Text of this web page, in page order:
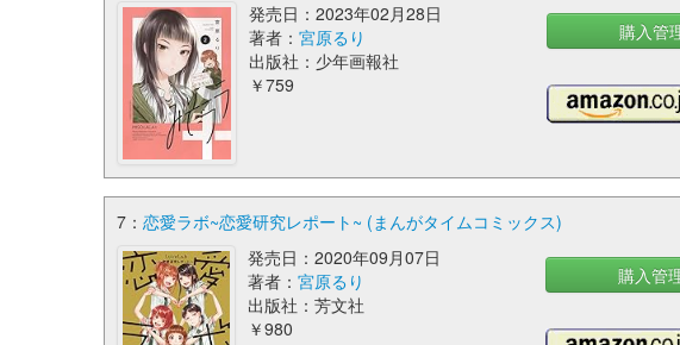
発売日：2023年02月28日
著者：宮原るり
出版社：少年画報社
￥759
購入管
7： 恋愛ラボ~恋愛研究レポート~ (まんがタイムコミックス)
発売日：2020年09月07日
著者：宮原るり
出版社：芳文社
￥980
購入管